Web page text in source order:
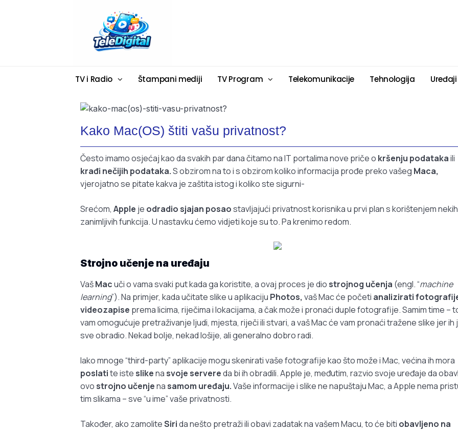
TV i Radio Štampani mediji TV Program Telekomunikacije Tehnologija Uređaji
Kako Mac(OS) štiti vašu privatnost?
Često imamo osjećaj kao da svakih par dana čitamo na IT portalima nove priče o kršenju podatakaili
krađi nečijih podataka.S obzirom na to i s obzirom koliko informacija prođe preko vašeg Maca,
vjerojatno se pitate kakva je zaštita istog i koliko ste sigurni-
Srećom, Apple je odradio sjajan posaostavljajući privatnost korisnika u prvi plan s korištenjem nekih
zanimljivih funkcija. U nastavku ćemo vidjeti koje su to. Pa krenimo redom.
Strojno učenje na uređaju
VašMacuči o vama svaki put kada ga koristite, a ovaj proces je dio strojnog učenja (engl. “machine
learning”). Na primjer, kada učitate slike u aplikaciju Photos, vaš Mac će početi analizirati
videozapise prema licima, riječima i lokacijama, a čak može i pronaći duple fotografije. Samim time –
vam omogućuje pretraživanje ljudi, mjesta, riječi ili stvari, a vaš Mac će vam pronaći tražene slike jer ih
sve obradio. Nekad bolje, nekad lošije, ali generalno dobro radi.
Iako mnoge “third-party” aplikacije mogu skenirati vaše fotografije kao što može i Mac, većina ih mora
poslatite iste slikena svoje servereda bi ih obradili. Apple je, međutim, razvio svoje uređaje da
ovo strojno učenjena samom uređaju.Vaše informacije i slike ne napuštaju Mac, a Apple nema
tim slikama – sve “u ime” vaše privatnosti.
Također, ako zamoliteSirida nešto pretraži ili obavi zadatak na vašem Macu, to će biti obavljeno na